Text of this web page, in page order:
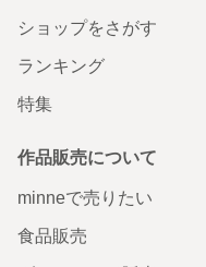
ショップをさがす
ランキング
特集
作品販売について
minneで売りたい
食品販売